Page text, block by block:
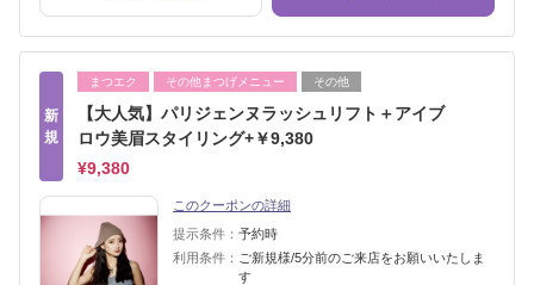
新
規
まつエク その他まつげメニュー その他
【大人気】パリジェンヌラッシュリフト＋アイブ
ロウ美眉スタイリング+￥9,380
¥9,380
このクーポンの詳細
提示条件： 予約時
利用条件： ご新規様/5分前のご来店をお願いいたしま
す